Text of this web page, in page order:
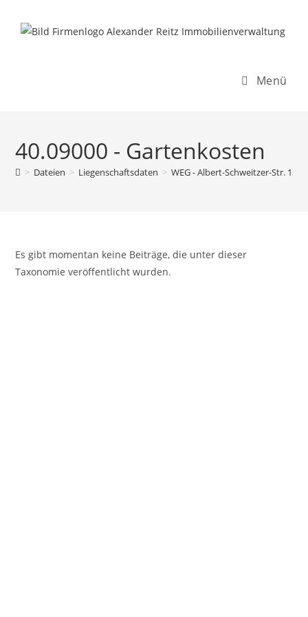
Inhalt
Menü
40.09000 - Gartenkosten
> Dateien > Liegenschaftsdaten > WEG - Albert-Schweitzer-Str. 13-
Es gibt momentan keine Beiträge, die unter dieser
Taxonomie veröffentlicht wurden.